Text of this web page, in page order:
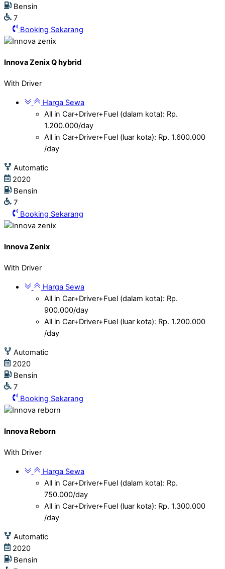
Bensin
7
Booking Sekarang
Innova Zenix Q hybrid
With Driver
Harga Sewa
All in Car+Driver+Fuel (dalam kota): Rp.
1.200.000/day
All in Car+Driver+Fuel (luar kota): Rp. 1.600.000
/day
Automatic
2020
Bensin
7
Booking Sekarang
Innova Zenix
With Driver
Harga Sewa
All in Car+Driver+Fuel (dalam kota): Rp.
900.000/day
All in Car+Driver+Fuel (luar kota): Rp. 1.200.000
/day
Automatic
2020
Bensin
7
Booking Sekarang
Innova Reborn
With Driver
Harga Sewa
All in Car+Driver+Fuel (dalam kota): Rp.
750.000/day
All in Car+Driver+Fuel (luar kota): Rp. 1.300.000
/day
Automatic
2020
Bensin